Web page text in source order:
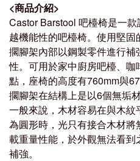
<商品介紹>
Castor Barstool 吧檯椅是一
越機能性的吧檯椅。使用堅固
擱腳架內部以鋼製零件進行
性。可用於家中廚房吧檯、
點，座椅的高度有760mm與
擱腳架在結構上是以6個無垢
一般來說，木材容易在與木
為圓形時，光只有接合木材
載重量性能，於外觀無法看
補強。